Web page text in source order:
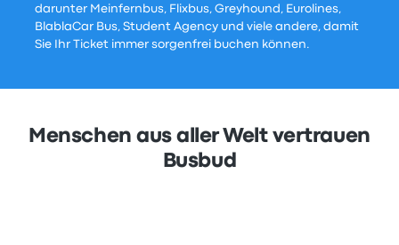
darunter Meinfernbus, Flixbus, Greyhound, Eurolines,
BlablaCar Bus, Student Agency und viele andere, damit
Sie Ihr Ticket immer sorgenfrei buchen können.
Menschen aus aller Welt vertrauen
Busbud